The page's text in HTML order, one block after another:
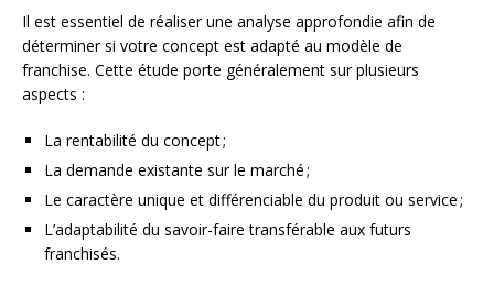
Il est essentiel de réaliser une analyse approfondie afin de
déterminer si votre concept est adapté au modèle de
franchise. Cette étude porte généralement sur plusieurs
aspects :
La rentabilité du concept ;
La demande existante sur le marché ;
Le caractère unique et différenciable du produit ou service ;
L’adaptabilité du savoir-faire transférable aux futurs
franchisés.